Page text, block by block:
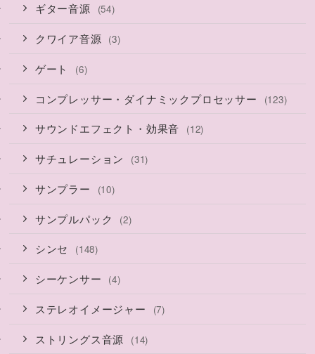
ギター音源 (54)
クワイア音源 (3)
ゲート (6)
コンプレッサー・ダイナミックプロセッサー (123)
サウンドエフェクト・効果音 (12)
サチュレーション (31)
サンプラー (10)
サンプルパック (2)
シンセ (148)
シーケンサー (4)
ステレオイメージャー (7)
ストリングス音源 (14)